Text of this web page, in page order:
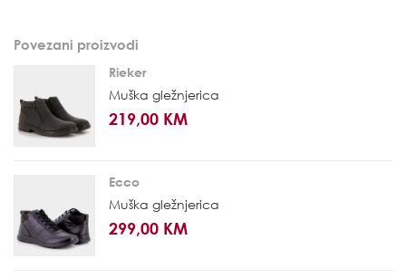
Povezani proizvodi
Rieker
Muška gležnjerica
219,00 KM
Ecco
Muška gležnjerica
299,00 KM